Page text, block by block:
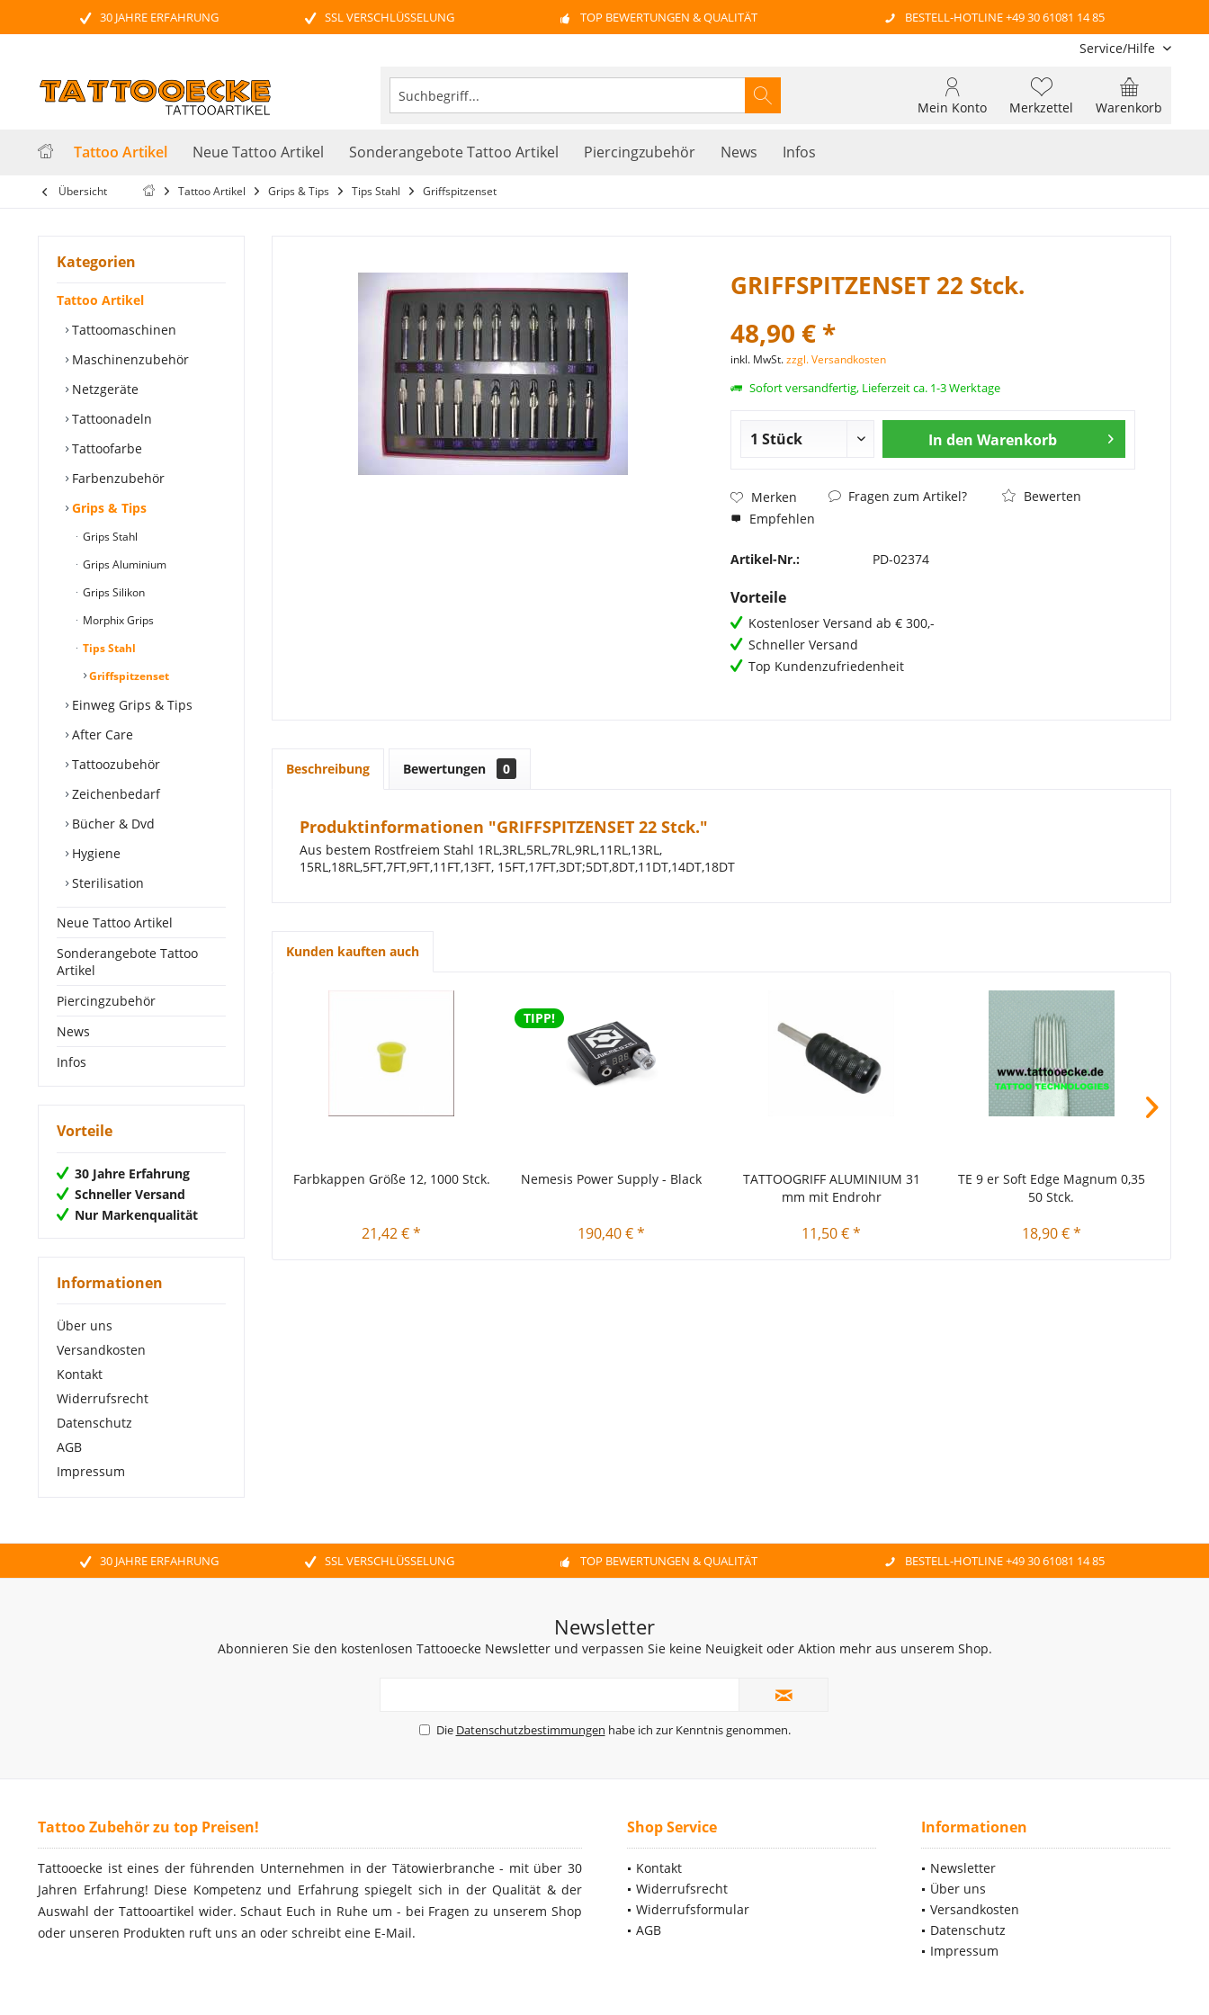
30 JAHRE ERFAHRUNG SSL VERSCHLÜSSELUNG TOP BEWERTUNGEN & QUALITÄT BESTELL-HOTLINE +49 30 61081 14 85
Service/Hilfe
Warenkorb
Merkzettel
Mein Konto
Tattoo Artikel Neue Tattoo Artikel Sonderangebote Tattoo Artikel Piercingzubehör News Infos
Übersicht Tattoo Artikel Grips & Tips Tips Stahl Griffspitzenset
Kategorien
Tattoo Artikel
Tattoomaschinen
Maschinenzubehör
Netzgeräte
Tattoonadeln
Tattoofarbe
Farbenzubehör
Grips & Tips
Grips Stahl
Grips Aluminium
Grips Silikon
Morphix Grips
Tips Stahl
Griffspitzenset
Einweg Grips & Tips
After Care
Tattoozubehör
Zeichenbedarf
Bücher & Dvd
Hygiene
Sterilisation
Neue Tattoo Artikel
Sonderangebote Tattoo
Artikel
Piercingzubehör
News
Infos
Vorteile
30 Jahre Erfahrung
Schneller Versand
Nur Markenqualität
Informationen
Über uns
Versandkosten
Kontakt
Widerrufsrecht
Datenschutz
AGB
Impressum
GRIFFSPITZENSET 22 Stck.
48,90 € *
inkl. MwSt.zzgl. Versandkosten
Sofort versandfertig, Lieferzeit ca. 1-3 Werktage
In den Warenkorb
Merken Fragen zum Artikel?
Bewerten
Empfehlen
Artikel-Nr.: PD-02374
Vorteile
Kostenloser Versand ab € 300,-
Schneller Versand
Top Kundenzufriedenheit
Beschreibung Bewertungen 0
Produktinformationen "GRIFFSPITZENSET 22 Stck."
Aus bestem Rostfreiem Stahl 1RL,3RL,5RL,7RL,9RL,11RL,13RL,
15RL,18RL,5FT,7FT,9FT,11FT,13FT, 15FT,17FT,3DT;5DT,8DT,11DT,14DT,18DT
Kunden kauften auch
Farbkappen Größe 12, 1000 Stck.
21,42 € *
TIPP!
Nemesis Power Supply - Black
190,40 € *
TATTOOGRIFF ALUMINIUM 31
mm mit Endrohr
11,50 € *
TE 9 er Soft Edge Magnum 0,35
50 Stck.
18,90 € *
30 JAHRE ERFAHRUNG SSL VERSCHLÜSSELUNG TOP BEWERTUNGEN & QUALITÄT BESTELL-HOTLINE +49 30 61081 14 85
Newsletter
Abonnieren Sie den kostenlosen Tattooecke Newsletter und verpassen Sie keine Neuigkeit oder Aktion mehr aus unserem Shop.
Die Datenschutzbestimmungen habe ich zur Kenntnis genommen.
Tattoo Zubehör zu top Preisen!
Tattooecke ist eines der führenden Unternehmen in der Tätowierbranche - mit über 30
Jahren Erfahrung! Diese Kompetenz und Erfahrung spiegelt sich in der Qualität & der
Auswahl der Tattooartikel wider. Schaut Euch in Ruhe um - bei Fragen zu unserem Shop
oder unseren Produkten ruft uns an oder schreibt eine E-Mail.
Shop Service
Kontakt
Widerrufsrecht
Widerrufsformular
AGB
Informationen
Newsletter
Über uns
Versandkosten
Datenschutz
Impressum